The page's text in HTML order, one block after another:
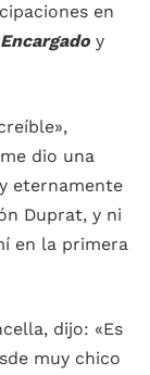
en
y
dio una
eternamente
Duprat, y ni
en la primera
dijo: «Es
muy chico